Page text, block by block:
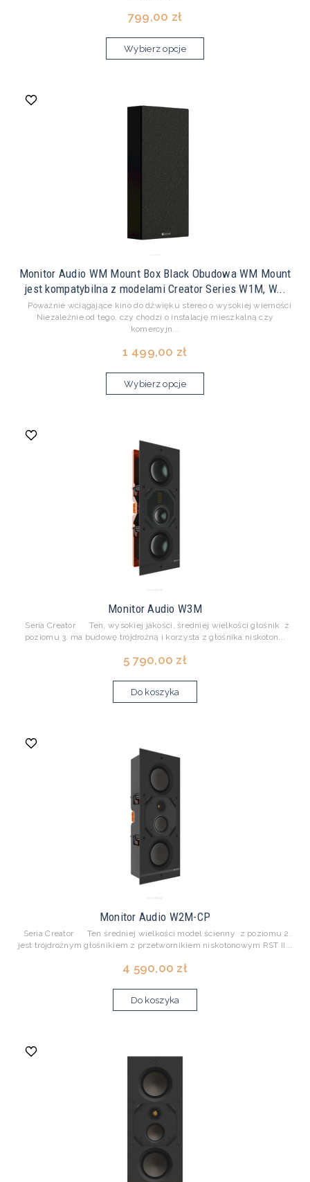
799,00 zł
Wybierz opcje
Monitor Audio WM Mount Box Black Obudowa WM Mount
jest kompatybilna z modelami Creator Series W1M, W...
Poważnie wciągające kino do dźwięku stereo o wysokiej wierności
Niezależnie od tego, czy chodzi o instalację mieszkalną czy
komercyjn...
1 499,00 zł
Wybierz opcje
Monitor Audio W3M
Seria Creator Ten, wysokiej jakości, średniej wielkości głośnik z
poziomu 3. ma budowę trójdrożną i korzysta z głośnika niskoton...
5 790,00 zł
Do koszyka
Monitor Audio W2M-CP
Seria Creator Ten średniej wielkości model ścienny z poziomu 2.
jest trójdrożnym głośnikiem z przetwornikiem niskotonowym RST II...
4 590,00 zł
Do koszyka